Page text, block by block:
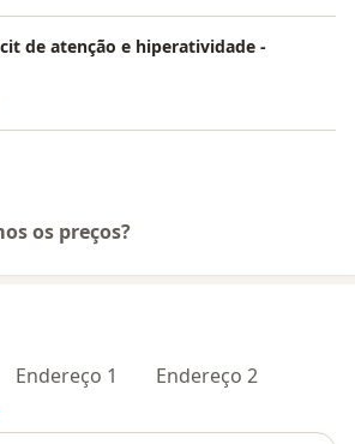
de atenção e hiperatividade -
os preços?
Endereço 1 Endereço 2